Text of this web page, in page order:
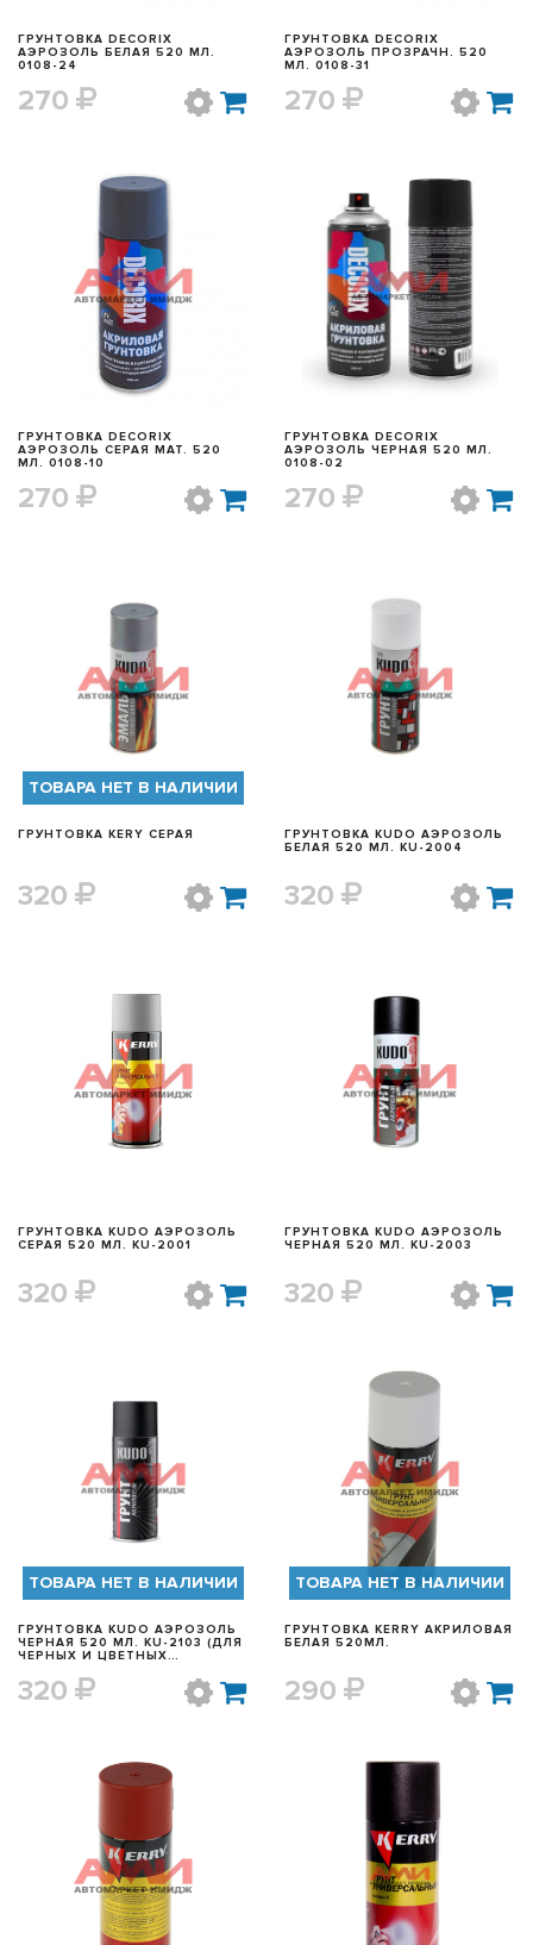
ГРУНТОВКА DECORIX
АЭРОЗОЛЬ БЕЛАЯ 520 МЛ.
0108-24
270
ГРУНТОВКА DECORIX
АЭРОЗОЛЬ ПРОЗРАЧН. 520
МЛ. 0108-31
270
БЫСТРЫЙ ПРОСМОТР
ГРУНТОВКА DECORIX
АЭРОЗОЛЬ СЕРАЯ МАТ. 520
МЛ. 0108-10
270
БЫСТРЫЙ ПРОСМОТР
ГРУНТОВКА DECORIX
АЭРОЗОЛЬ ЧЕРНАЯ 520 МЛ.
0108-02
270
БЫСТРЫЙ ПРОСМОТР
ТОВАРА НЕТ В НАЛИЧИИ
ГРУНТОВКА KERY СЕРАЯ
320
БЫСТРЫЙ ПРОСМОТР
ГРУНТОВКА KUDO АЭРОЗОЛЬ
БЕЛАЯ 520 МЛ. KU-2004
320
БЫСТРЫЙ ПРОСМОТР
ГРУНТОВКА KUDO АЭРОЗОЛЬ
СЕРАЯ 520 МЛ. KU-2001
320
БЫСТРЫЙ ПРОСМОТР
ГРУНТОВКА KUDO АЭРОЗОЛЬ
ЧЕРНАЯ 520 МЛ. KU-2003
320
БЫСТРЫЙ ПРОСМОТР
ТОВАРА НЕТ В НАЛИЧИИ
ГРУНТОВКА KUDO АЭРОЗОЛЬ
ЧЕРНАЯ 520 МЛ. KU-2103 (ДЛЯ
ЧЕРНЫХ И ЦВЕТНЫХ
320
БЫСТРЫЙ ПРОСМОТР
ТОВАРА НЕТ В НАЛИЧИИ
ГРУНТОВКА KERRY АКРИЛОВАЯ
БЕЛАЯ 520МЛ.
290
БЫСТРЫЙ ПРОСМОТР БЫСТРЫЙ ПРОСМОТР